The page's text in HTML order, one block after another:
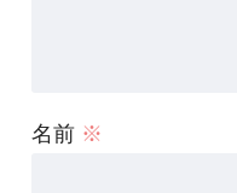
名前 ※